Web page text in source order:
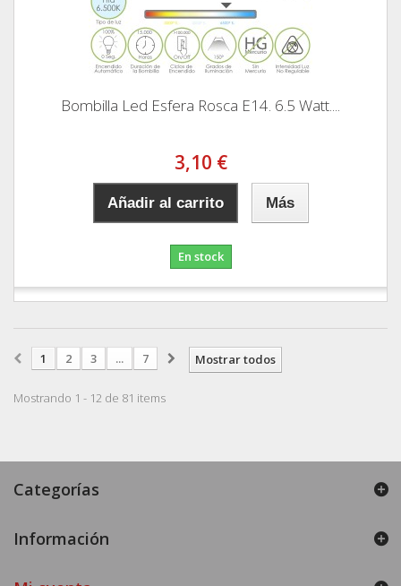
Bombilla Led Esfera Rosca E14. 6.5 Watt....
3,10 €
Añadir al carrito Más
En stock
Mostrar todos
1 2 3 ... 7
Mostrando 1 - 12 de 81 items
Categorías
Información